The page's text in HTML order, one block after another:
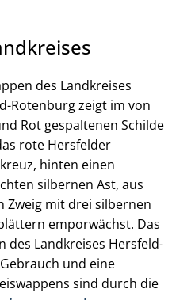
© Landkreis Hersfeld-Rotenburg
des Landkreises
Rotenburg zeigt im von
Rot gespaltenen Schilde
rote Hersfelder
hinten einen
silbernen Ast, aus
Zweig mit drei silbernen
emporwächst. Das
des Landkreises Hersfeld-
und eine
sind durch die